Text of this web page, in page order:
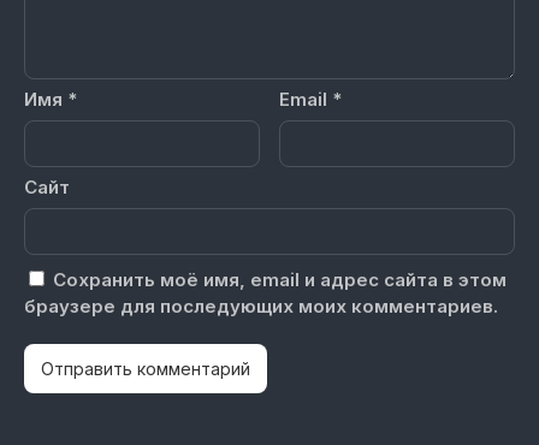
Имя * Email *
Сайт
Сохранить моё имя, email и адрес сайта в этом
браузере для последующих моих комментариев.